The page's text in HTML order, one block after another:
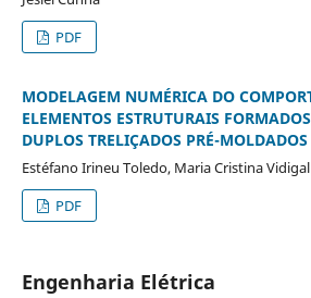
PDF
MODELAGEM NUMÉRICA DO
ELEMENTOS ESTRUTURAIS
DUPLOS TRELIÇADOS PRÉ-
Estéfano Irineu Toledo, Maria Cristina
PDF
Engenharia Elétrica